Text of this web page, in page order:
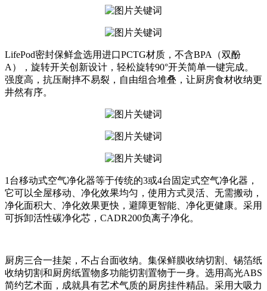
LifePod密封保鲜盒选用进口PCTG材质，不含BPA（双酚
A），旋转开关创新设计，轻松旋转90°开关简单一键完成。
强度高，抗压耐摔不易裂，自由组合堆叠，让厨房食材收纳更
井然有序。
1台移动式空气净化器等于传统的3或4台固定式空气净化器，
它可以全屋移动、净化效果均匀，使用方式灵活、无需搬动，
净化面积大、净化效果更快，避障更智能、净化更健康。采用
可拆卸活性碳净化芯，CADR200负离子净化。
厨房三合一挂架，不占台面收纳。集保鲜膜收纳切割、锡箔纸
收纳切割和厨房纸置物多功能切割置物于一身。选用高光ABS
简约艺术面，成就具有艺术气质的厨房挂件精品。采用大吸力